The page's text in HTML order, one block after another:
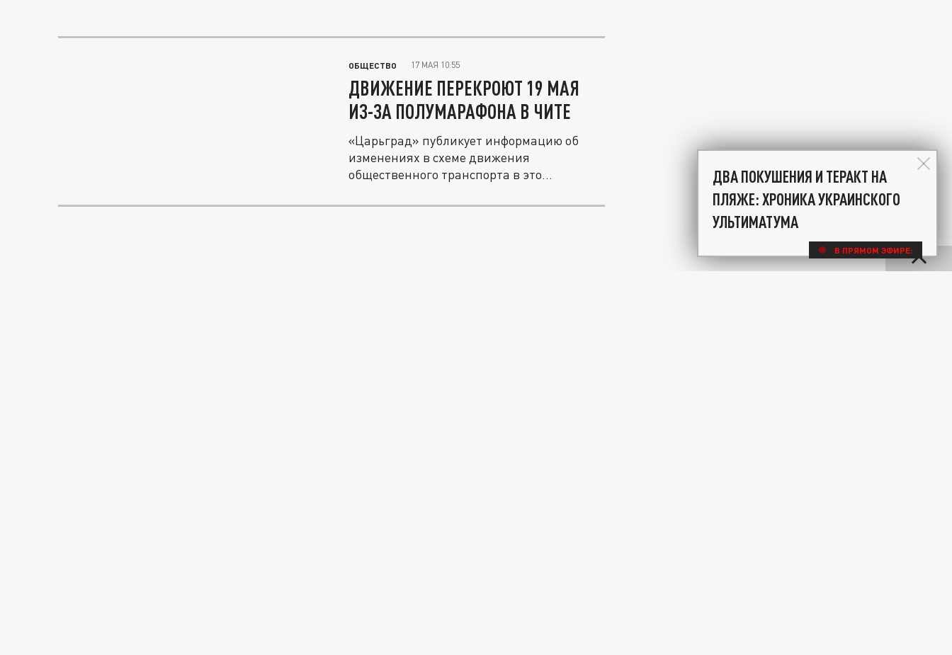
ОБЩЕСТВО 17 МАЯ 10:55
ДВИЖЕНИЕ ПЕРЕКРОЮТ 19 МАЯ
ИЗ-ЗА ПОЛУМАРАФОНА В ЧИТЕ
«Царьград» публикует информацию об
изменениях в схеме движения
общественного транспорта в это
ДВА ПОКУШЕНИЯ И ТЕРАКТ НА
ПЛЯЖЕ: ХРОНИКА УКРАИНСКОГО
УЛЬТИМАТУМА
В ПРЯМОМ ЭФИРЕ: